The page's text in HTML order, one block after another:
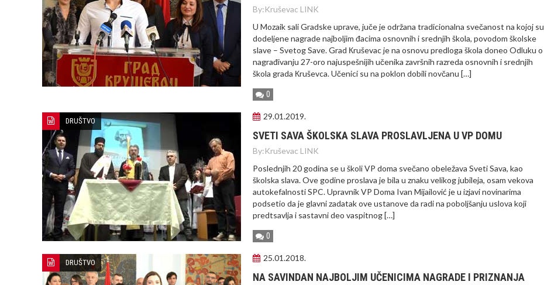
By:Kruševac LINK
U Mozaik sali Gradske uprave, juče je održana tradicionalna svečanost na kojoj su
dodeljene nagrade najboljim đacima osnovnih i srednjih škola, povodom školske
slave – Svetog Save. Grad Кruševac je na osnovu predloga škola doneo Odluku o
nagrađivanju 27-oro najuspešnijih učenika završnih razreda osnovnih i srednjih
škola grada Кruševca. Učenici su na poklon dobili novčanu […]
0
DRUŠTVO 29.01.2019.
SVETI SAVA ŠKOLSKA SLAVA PROSLAVLJENA U VP DOMU
By:Kruševac LINK
Poslednjih 20 godina se u školi VP doma svečano obeležava Sveti Sava, kao
školska slava. Ove godine proslava je bila u znaku velikog jubileja, osam vekova
autokefalnosti SPC. Upravnik VP Doma Ivan Mijailović je u izjavi novinarima
podsetio da je glavni zadatak ove ustanove da radi na poboljšanju uslova koji
predtsavlja i sastavni deo vaspitnog […]
0
DRUŠTVO 25.01.2018.
NA SAVINDAN NAJBOLJIM UČENICIMA NAGRADE I PRIZNANJA